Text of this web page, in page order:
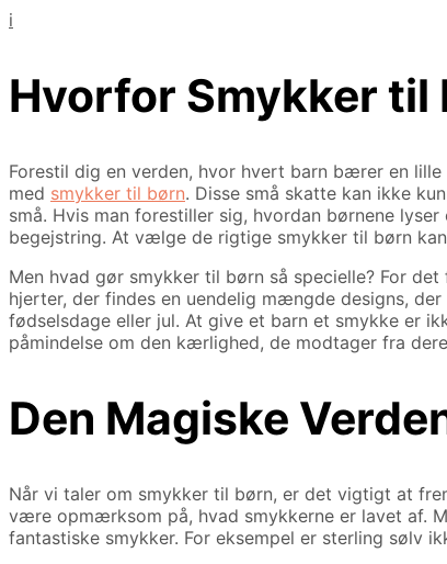
i
Hvorfor Smykker til
Forestil dig en verden, hvor hvert barn bærer en
med smykker til børn. Disse små skatte kan ikke
små. Hvis man forestiller sig, hvordan børnene
begejstring. At vælge de rigtige smykker til børn
Men hvad gør smykker til børn så specielle? For
hjerter, der findes en uendelig mængde designs,
fødselsdage eller jul. At give et barn et smykke er
påmindelse om den kærlighed, de modtager fra
Den Magiske
Når vi taler om smykker til børn, er det vigtigt at
være opmærksom på, hvad smykkerne er lavet af.
fantastiske smykker. For eksempel er sterling sølv